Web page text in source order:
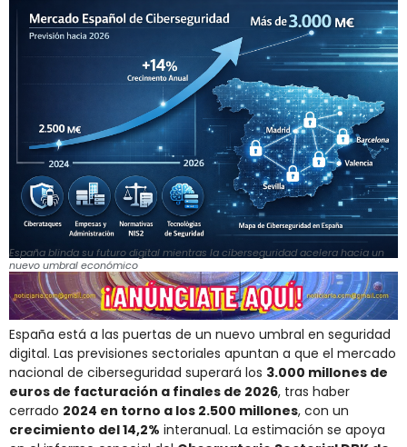
España blinda su futuro digital mientras la ciberseguridad acelera hacia un
nuevo umbral económico
España está a las puertas de un nuevo umbral en seguridad
digital. Las previsiones sectoriales apuntan a que el mercado
nacional de ciberseguridad superará los 3.000 millones de
euros de facturación a finales de 2026, tras haber
cerrado 2024 en torno a los 2.500 millones, con un
crecimiento del 14,2% interanual. La estimación se apoya